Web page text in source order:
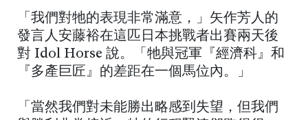
「我們對牠的表現非常滿意，」矢作芳人的
發言人安藤裕在這匹日本挑戰者出賽兩天後
對 Idol Horse 說。「牠與冠軍『經濟科』和
『多產巨匠』的差距在一個馬位內。」
「當然我們對未能勝出略感到失望，但我們